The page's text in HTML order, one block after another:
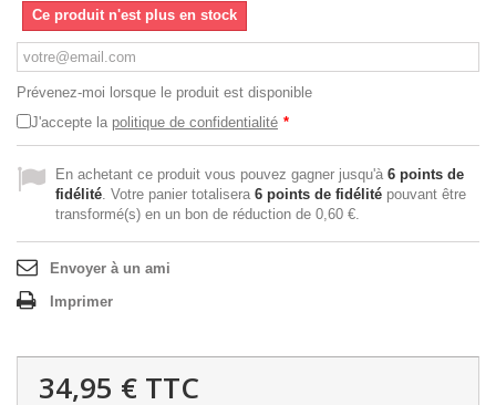
Ce produit n'est plus en stock
Prévenez-moi lorsque le produit est disponible
J'accepte la politique de confidentialité *
En achetant ce produit vous pouvez gagner jusqu'à 6 points de
fidélité. Votre panier totalisera 6 points de fidélité pouvant être
transformé(s) en un bon de réduction de 0,60 €.
Envoyer à un ami
Imprimer
34,95 € TTC